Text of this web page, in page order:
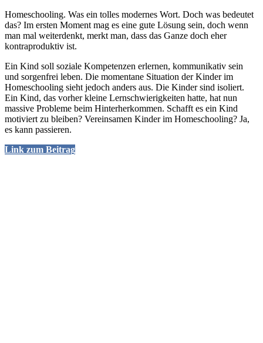
Homeschooling. Was ein tolles modernes Wort. Doch was bedeutet
das? Im ersten Moment mag es eine gute Lösung sein, doch wenn
man mal weiterdenkt, merkt man, dass das Ganze doch eher
kontraproduktiv ist.
Ein Kind soll soziale Kompetenzen erlernen, kommunikativ sein
und sorgenfrei leben. Die momentane Situation der Kinder im
Homeschooling sieht jedoch anders aus. Die Kinder sind isoliert.
Ein Kind, das vorher kleine Lernschwierigkeiten hatte, hat nun
massive Probleme beim Hinterherkommen. Schafft es ein Kind
motiviert zu bleiben? Vereinsamen Kinder im Homeschooling? Ja,
es kann passieren.
Link zum Beitrag